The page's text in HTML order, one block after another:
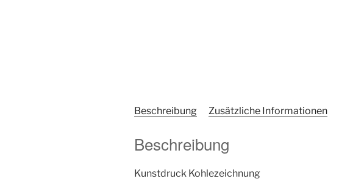
Beschreibung Zusätzliche Informationen
Beschreibung
Kunstdruck Kohlezeichnung